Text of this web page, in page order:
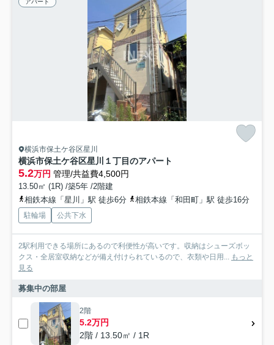
アパート
横浜市保土ケ谷区星川
横浜市保土ケ谷区星川１丁目のアパート
5.2万円 管理/共益費4,500円
13.50㎡ (1R) /築5年 /2階建
相鉄本線「星川」駅 徒歩6分
相鉄本線「和田町」駅 徒歩16分
駐輪場 公共下水
2駅利用できる場所にあるので利便性が高いです。収納はシューズボッ
クス・全居室収納などが備え付けられているので、衣類や日用... もっと
見る
募集中の部屋
2階
5.2万円
2階 / 13.50㎡ / 1R